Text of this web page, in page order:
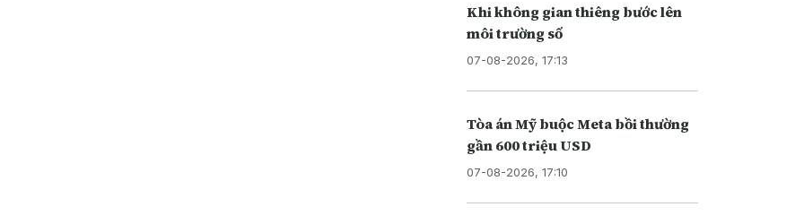
Khi không gian thiêng bước lên
môi trường số
07-08-2026, 17:13
Tòa án Mỹ buộc Meta bồi thường
gần 600 triệu USD
07-08-2026, 17:10